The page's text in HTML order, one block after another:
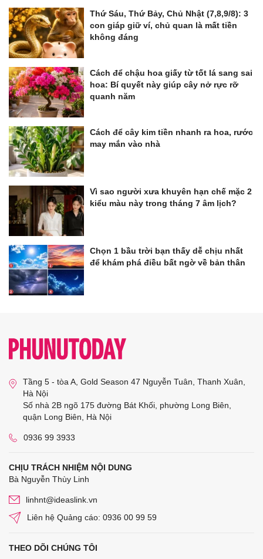
Thứ Sáu, Thứ Bảy, Chủ Nhật (7,8,9/8): 3
con giáp giữ ví, chủ quan là mất tiền
không đáng
Cách để chậu hoa giấy từ tốt lá sang sai
hoa: Bí quyết này giúp cây nở rực rỡ
quanh năm
Cách để cây kim tiền nhanh ra hoa, rước
may mắn vào nhà
Vì sao người xưa khuyên hạn chế mặc 2
kiểu màu này trong tháng 7 âm lịch?
Chọn 1 bầu trời bạn thấy dễ chịu nhất
để khám phá điều bất ngờ về bản thân
Tầng 5 - tòa A, Gold Season 47 Nguyễn Tuân, Thanh Xuân,
Hà Nội
Số nhà 2B ngõ 175 đường Bát Khối, phường Long Biên,
quận Long Biên, Hà Nội
0936 99 3933
CHỊU TRÁCH NHIỆM NỘI DUNG
Bà Nguyễn Thùy Linh
linhnt@ideaslink.vn
Liên hệ Quảng cáo: 0936 00 99 59
THEO DÕI CHÚNG TÔI